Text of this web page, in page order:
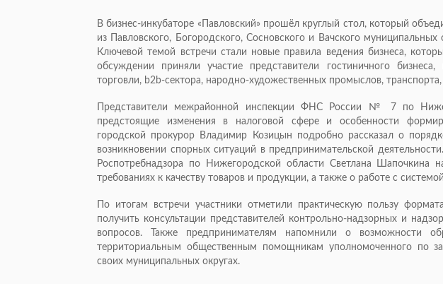
В бизнес-инкубаторе «Павловский» прошёл круглый стол, который
из Павловского, Богородского, Сосновского и Вачского
Ключевой темой встречи стали новые правила ведения бизнеса,
обсуждении приняли участие представители гостиничного бизнеса,
торговли, b2b-сектора, народно-художественных промыслов,
Представители межрайонной инспекции ФНС России № 7 по
предстоящие изменения в налоговой сфере и особенности
городской прокурор Владимир Козицын подробно рассказал о
возникновении спорных ситуаций в предпринимательской
Роспотребнадзора по Нижегородской области Светлана Шапочкина
требованиях к качеству товаров и продукции, а также о работе с
По итогам встречи участники отметили практическую пользу
получить консультации представителей контрольно-надзорных и
вопросов. Также предпринимателям напомнили о возможности
территориальным общественным помощникам уполномоченного по
своих муниципальных округах.